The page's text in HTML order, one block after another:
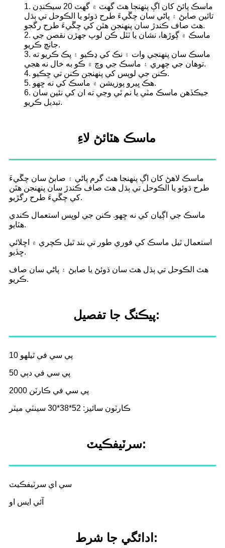
1. ماسڪ پائڻ کان اڳ پنهنجا هٿ گهٽ ۾ گهٽ 20 سيڪنڊن
تائين صابڻ ۽ پاڻي سان چڱيءَ طرح ڌوئو يا الڪوحل تي ٻڌل
هٿ صاف ڪندڙ سان پنهنجن هٿن کي چڱيءَ طرح رگجو.
2. ماسڪ ۾ ڳوڙها، نشان يا ٽٽل ڪن لوپ جهڙن نقصن جي
جانچ ڪريو.
3. ماسڪ سان پنهنجي وات ۽ نڪ کي ڍڪيو ۽ پڪ ڪريو ته
توهان جي چهري ۽ ماسڪ جي وچ ۾ ڪو به خال نه هجي.
4. ڪنن جي لوپس کي پنهنجن ڪنن تي ڇڪيو.
5. هڪ ڀيرو پوزيشن ۾ ماسڪ کي نه ڇهو.
6. جيڪڏهن ماسڪ مٽي يا نم ٿي وڃي ته ان کي نئين سان
تبديل ڪريو.
ماسڪ هٽائڻ لاءِ
ماسڪ لاهڻ کان اڳ پنهنجا هٿ گرم پاڻي ۽ صابڻ سان چڱيءَ
طرح ڌوئو يا الڪوحل تي ٻڌل هٿ صاف ڪندڙ سان پنهنجن هٿن
کي چڱيءَ طرح رگڙيو.
ماسڪ جي اڳيان کي نه ڇهو. ڪنن جي لوپس استعمال ڪندي
هٽايو.
استعمال ٿيل ماسڪ کي فوري طور تي بند ٿيل ڪچري ۾ اڇلائي
ڇڏيو.
هٿ الڪوحل تي ٻڌل هٿ سان ڌوئڻ يا صابڻ ۽ پاڻي سان صاف
ڪريو.
پيڪنگ جا تفصيل:
10 پي سي في ٿيلهو
50 پي سي في دٻي
2000 پي سي في ڪارٽن
ڪارٽون سائيز: 52*38*30 سينٽي ميٽر
سرٽيفڪيٽ:
سي اي سرٽيفڪيٽ
آئي ايس او
ادائگي جا شرط: